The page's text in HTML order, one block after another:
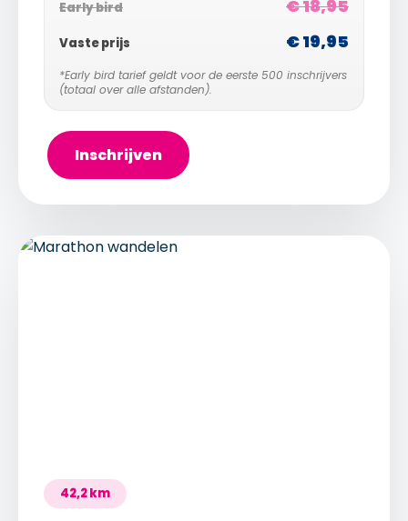
Early bird € 18,95
Vaste prijs € 19,95
*Early bird tarief geldt voor de eerste 500 inschrijvers
(totaal over alle afstanden).
Inschrijven
42,2 km